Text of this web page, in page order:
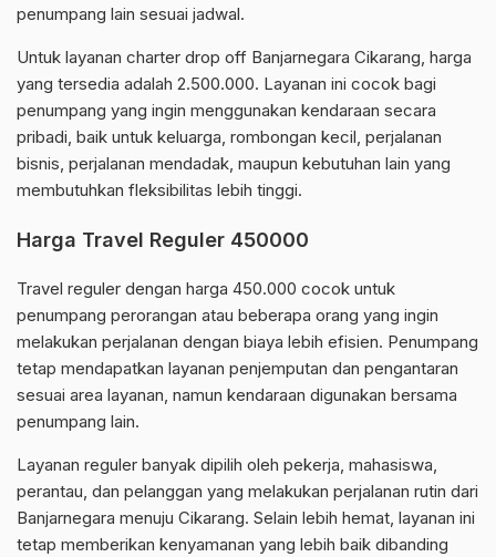
penumpang lain sesuai jadwal.
Untuk layanan charter drop off Banjarnegara Cikarang, harga
yang tersedia adalah 2.500.000. Layanan ini cocok bagi
penumpang yang ingin menggunakan kendaraan secara
pribadi, baik untuk keluarga, rombongan kecil, perjalanan
bisnis, perjalanan mendadak, maupun kebutuhan lain yang
membutuhkan fleksibilitas lebih tinggi.
Harga Travel Reguler 450000
Travel reguler dengan harga 450.000 cocok untuk
penumpang perorangan atau beberapa orang yang ingin
melakukan perjalanan dengan biaya lebih efisien. Penumpang
tetap mendapatkan layanan penjemputan dan pengantaran
sesuai area layanan, namun kendaraan digunakan bersama
penumpang lain.
Layanan reguler banyak dipilih oleh pekerja, mahasiswa,
perantau, dan pelanggan yang melakukan perjalanan rutin dari
Banjarnegara menuju Cikarang. Selain lebih hemat, layanan ini
tetap memberikan kenyamanan yang lebih baik dibanding